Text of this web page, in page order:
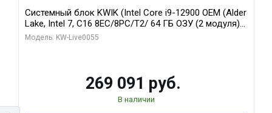
Системный блок KWIK (Intel Core i9-12900 OEM (Alder
Lake, Intel 7, C16 8EC/8PC/T2/ 64 ГБ ОЗУ (2 модуля)/
MSI RTX5080 SHADOW 3X OC 16GB GDDR7 256bit 3xDP
Модель: KW-Live0055
269 091 руб.
В наличии